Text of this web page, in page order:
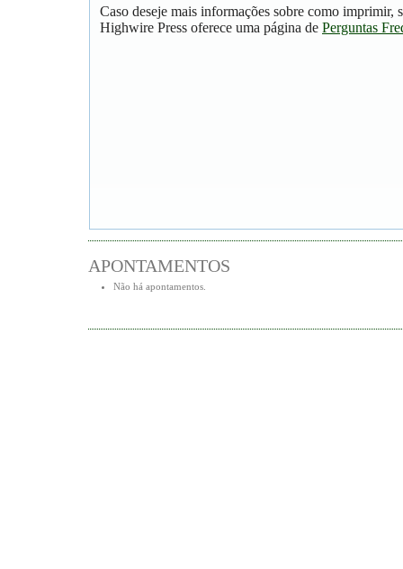
Caso deseje mais informações sobre como imprimir,
Highwire Press oferece uma página de Perguntas
APONTAMENTOS
Não há apontamentos.